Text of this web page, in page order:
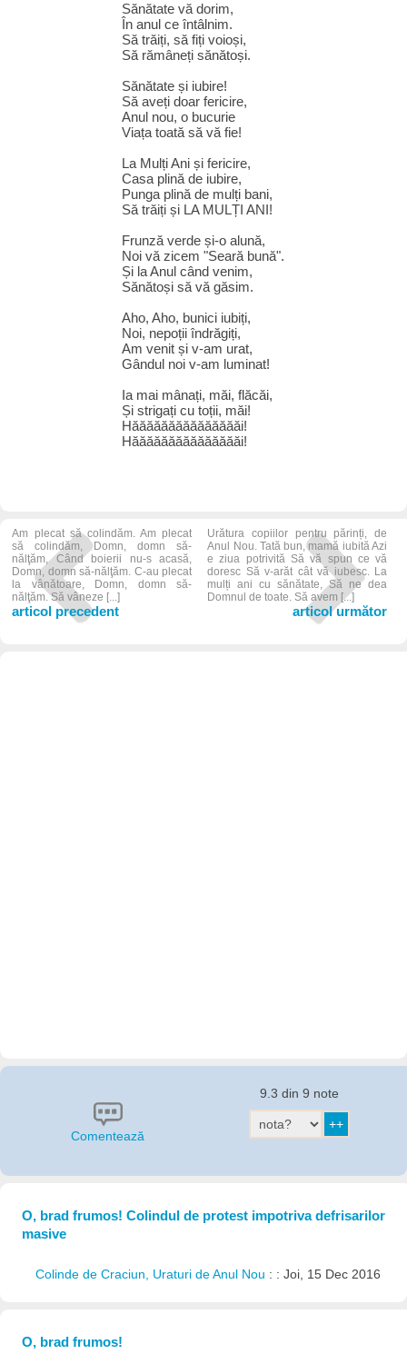
Sănătate vă dorim,
În anul ce întâlnim.
Să trăiți, să fiți voioși,
Să rămâneți sănătoși.
Sănătate și iubire!
Să aveți doar fericire,
Anul nou, o bucurie
Viața toată să vă fie!
La Mulți Ani și fericire,
Casa plină de iubire,
Punga plină de mulți bani,
Să trăiți și LA MULȚI ANI!
Frunză verde și-o alună,
Noi vă zicem "Seară bună".
Și la Anul când venim,
Sănătoși să vă găsim.
Aho, Aho, bunici iubiți,
Noi, nepoții îndrăgiți,
Am venit și v-am urat,
Gândul noi v-am luminat!
Ia mai mânați, măi, flăcăi,
Și strigați cu toții, măi!
Hăăăăăăăăăăăăăăăi!
Hăăăăăăăăăăăăăăăi!
Am plecat să colindăm. Am plecat
să colindăm, Domn, domn să-
nălţăm, Când boierii nu-s acasă,
Domn, domn să-nălţăm. C-au plecat
la vânătoare, Domn, domn să-
nălţăm. Să vâneze [...]
articol precedent
Urătura copiilor pentru părinți, de
Anul Nou. Tată bun, mamă iubită Azi
e ziua potrivită Să vă spun ce vă
doresc Să v-arăt cât vă iubesc. La
mulți ani cu sănătate, Să ne dea
Domnul de toate. Să avem [...]
articol următor
Comentează
9.3 din 9 note
O, brad frumos! Colindul de protest impotriva defrisarilor
masive
Colinde de Craciun, Uraturi de Anul Nou : : Joi, 15 Dec 2016
O, brad frumos!